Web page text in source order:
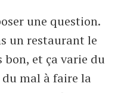
une question.
un restaurant le
bon, et ça varie du
mal à faire la